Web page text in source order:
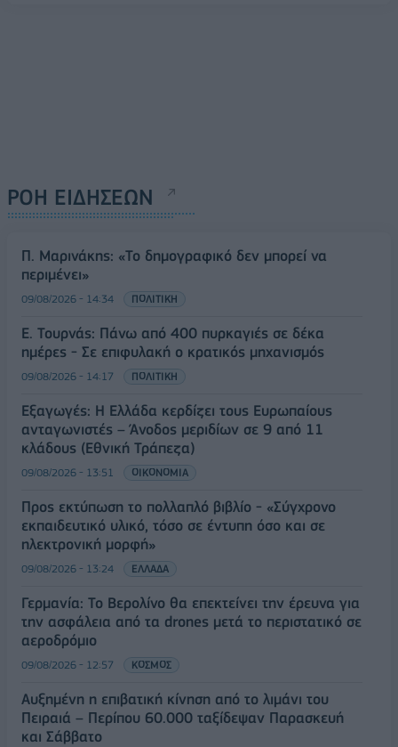
ΡΟΗ ΕΙΔΗΣΕΩΝ
Π. Μαρινάκης: «Το δημογραφικό δεν μπορεί να
περιμένει»
09/08/2026 - 14:34 ΠΟΛΙΤΙΚΗ
Ε. Τουρνάς: Πάνω από 400 πυρκαγιές σε δέκα
ημέρες - Σε επιφυλακή ο κρατικός μηχανισμός
09/08/2026 - 14:17 ΠΟΛΙΤΙΚΗ
Εξαγωγές: Η Ελλάδα κερδίζει τους Ευρωπαίους
ανταγωνιστές – Άνοδος μεριδίων σε 9 από 11
κλάδους (Εθνική Τράπεζα)
09/08/2026 - 13:51 ΟΙΚΟΝΟΜΙΑ
Προς εκτύπωση το πολλαπλό βιβλίο - «Σύγχρονο
εκπαιδευτικό υλικό, τόσο σε έντυπη όσο και σε
ηλεκτρονική μορφή»
09/08/2026 - 13:24 ΕΛΛΑΔΑ
Γερμανία: Το Βερολίνο θα επεκτείνει την έρευνα για
την ασφάλεια από τα drones μετά το περιστατικό σε
αεροδρόμιο
09/08/2026 - 12:57 ΚΟΣΜΟΣ
Αυξημένη η επιβατική κίνηση από το λιμάνι του
Πειραιά – Περίπου 60.000 ταξίδεψαν Παρασκευή
και Σάββατο